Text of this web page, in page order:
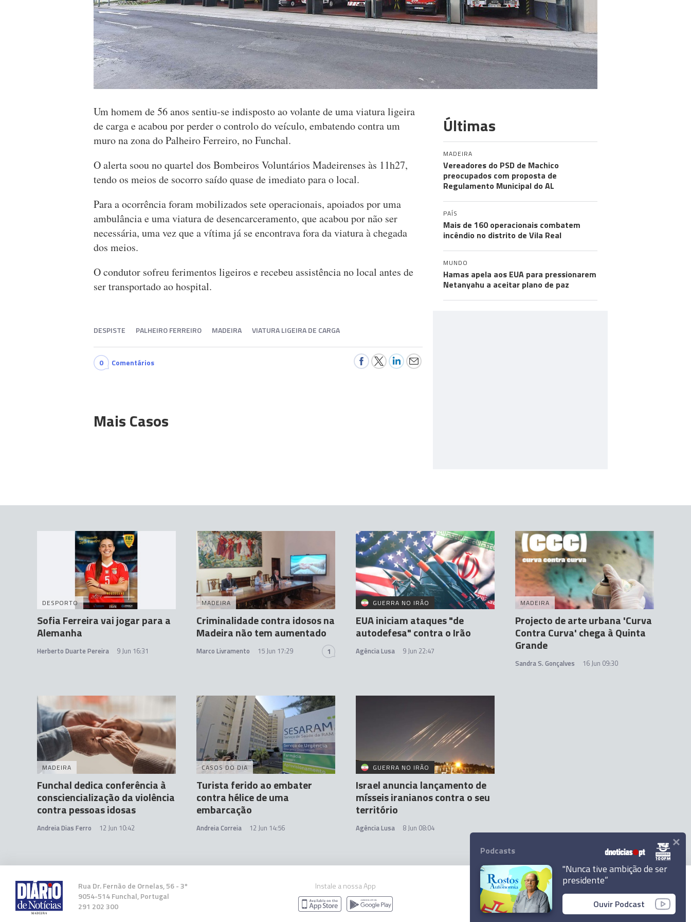
Um homem de 56 anos sentiu-se indisposto ao volante de uma viatura ligeira
de carga e acabou por perder o controlo do veículo, embatendo contra um
muro na zona do Palheiro Ferreiro, no Funchal.
O alerta soou no quartel dos Bombeiros Voluntários Madeirenses às 11h27,
tendo os meios de socorro saído quase de imediato para o local.
Para a ocorrência foram mobilizados sete operacionais, apoiados por uma
ambulância e uma viatura de desencarceramento, que acabou por não ser
necessária, uma vez que a vítima já se encontrava fora da viatura à chegada
dos meios.
O condutor sofreu ferimentos ligeiros e recebeu assistência no local antes de
ser transportado ao hospital.
DESPISTE PALHEIRO FERREIRO MADEIRA VIATURA LIGEIRA DE CARGA
0 Comentários
Mais Casos
Últimas
MADEIRA
Vereadores do PSD de Machico
preocupados com proposta de
Regulamento Municipal do AL
PAÍS
Mais de 160 operacionais combatem
incêndio no distrito de Vila Real
MUNDO
Hamas apela aos EUA para pressionarem
Netanyahu a aceitar plano de paz
DESPORTO
Sofia Ferreira vai jogar para a
Alemanha
Herberto Duarte Pereira 9 Jun 16:31
MADEIRA
Criminalidade contra idosos na
Madeira não tem aumentado
Marco Livramento 15 Jun 17:29 1
GUERRA NO IRÃO
EUA iniciam ataques "de
autodefesa" contra o Irão
Agência Lusa 9 Jun 22:47
MADEIRA
Projecto de arte urbana 'Curva
Contra Curva' chega à Quinta
Grande
Sandra S. Gonçalves 16 Jun 09:30
MADEIRA
Funchal dedica conferência à
consciencialização da violência
contra pessoas idosas
Andreia Dias Ferro 12 Jun 10:42
CASOS DO DIA
Turista ferido ao embater
contra hélice de uma
embarcação
Andreia Correia 12 Jun 14:56
GUERRA NO IRÃO
Israel anuncia lançamento de
mísseis iranianos contra o seu
território
Agência Lusa 8 Jun 08:04
Rua Dr. Fernão de Ornelas, 56 - 3º
9054-514 Funchal, Portugal
291 202 300
Instale a nossa App
© 2026 Empresa Diário de Notícias, Lda.
Todos os direitos reservados.
Podcasts
"Nunca tive ambição de ser
presidente”
Ouvir Podcast
×